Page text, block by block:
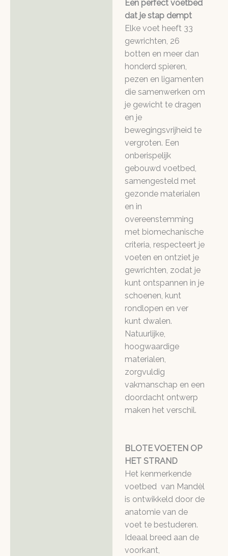
Een perfect voetbed
dat je stap dempt
Elke voet heeft 33
gewrichten, 26
botten en meer dan
honderd spieren,
pezen en ligamenten
die samenwerken om
je gewicht te dragen
en je
bewegingsvrijheid te
vergroten. Een
onberispelijk
gebouwd voetbed,
samengesteld met
gezonde materialen
en in
overeenstemming
met biomechanische
criteria, respecteert je
voeten en ontziet je
gewrichten, zodat je
kunt ontspannen in je
schoenen, kunt
rondlopen en ver
kunt dwalen.
Natuurlijke,
hoogwaardige
materialen,
zorgvuldig
vakmanschap en een
doordacht ontwerp
maken het verschil.
BLOTE VOETEN OP
HET STRAND
Het kenmerkende
voetbed van Mandèl
is ontwikkeld door de
anatomie van de
voet te bestuderen.
Ideaal breed aan de
voorkant,